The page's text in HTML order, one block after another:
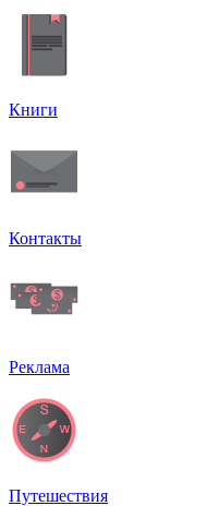
Книги
Контакты
Реклама
Путешествия